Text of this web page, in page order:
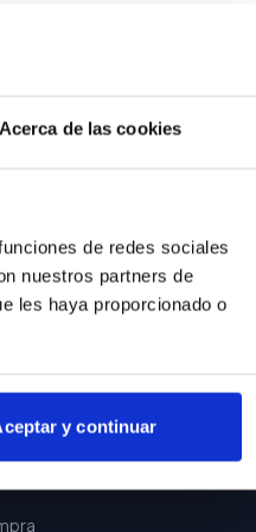
Acerca de las cookies
de redes sociales
nuestros partners de
les haya proporcionado o
y continuar